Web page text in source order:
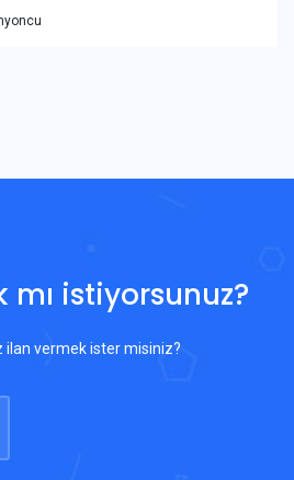
mı istiyorsunuz?
vermek ister misiniz?